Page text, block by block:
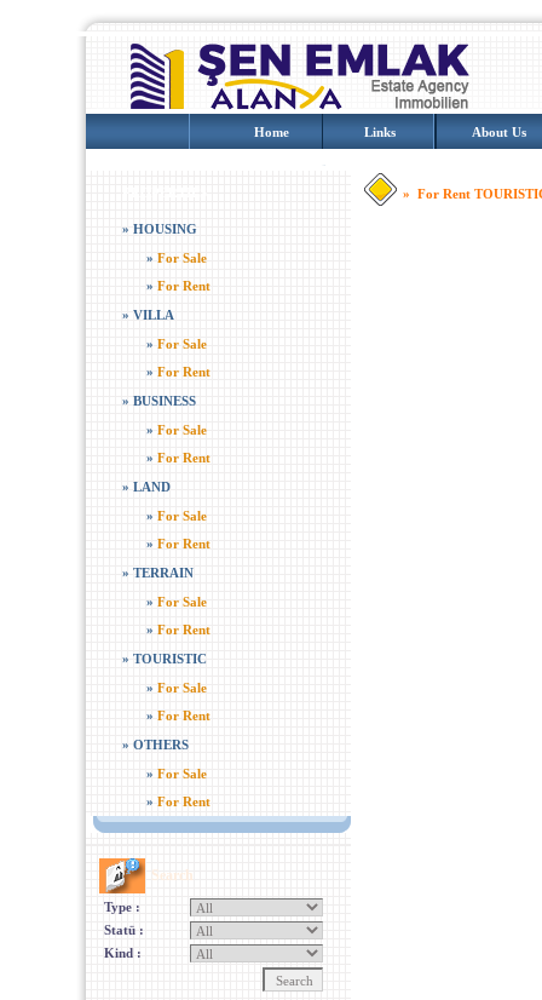
Home Links About Us
» HOUSING
» For Sale
» For Rent
» VILLA
» For Sale
» For Rent
» BUSINESS
» For Sale
» For Rent
» LAND
» For Sale
» For Rent
» TERRAIN
» For Sale
» For Rent
» TOURISTIC
» For Sale
» For Rent
» OTHERS
» For Sale
» For Rent
Search
Type :
Statü :
Kind :
» For Rent